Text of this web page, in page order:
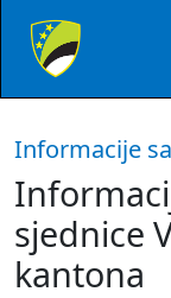
Informacije
sjednice
kantona